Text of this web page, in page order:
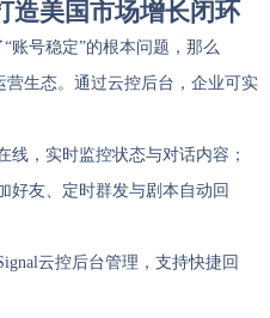
造美国市场增长闭环
账号稳定”的根本问题，那么
营生态。通过云控后台，企业可实
线，实时监控状态与对话内容；
好友、定时群发与剧本自动回
云控后台管理，支持快捷回